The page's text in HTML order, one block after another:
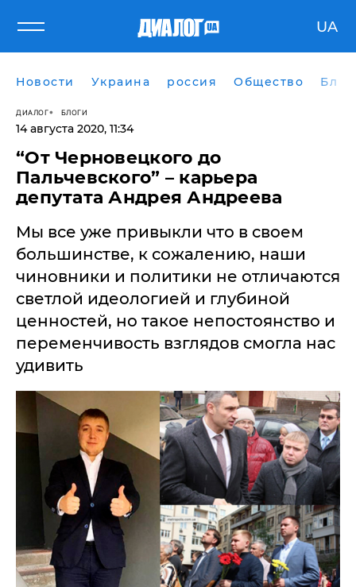
UA
Новости Украина россия Общество
ДИАЛОГ БЛОГИ
14 августа 2020, 11:34
“От Черновецкого до
Пальчевского” – карьера
депутата Андрея Андреева
Мы все уже привыкли что в своем
большинстве, к сожалению, наши
чиновники и политики не отличаются
светлой идеологией и глубиной
ценностей, но такое непостоянство и
переменчивость взглядов смогла нас
удивить